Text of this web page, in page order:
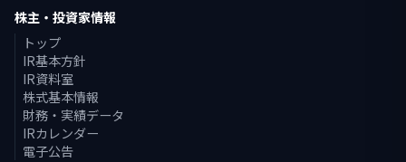
株主・投資家情報
トップ
IR基本方針
IR資料室
株式基本情報
財務・実績データ
IRカレンダー
電子公告